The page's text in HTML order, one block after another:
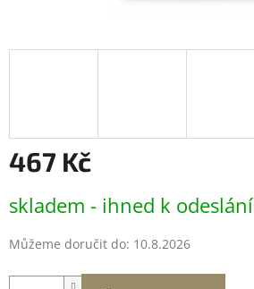
467 Kč
cena:
skladem - ihned k odeslání
Můžeme doručit do: 10.8.2026